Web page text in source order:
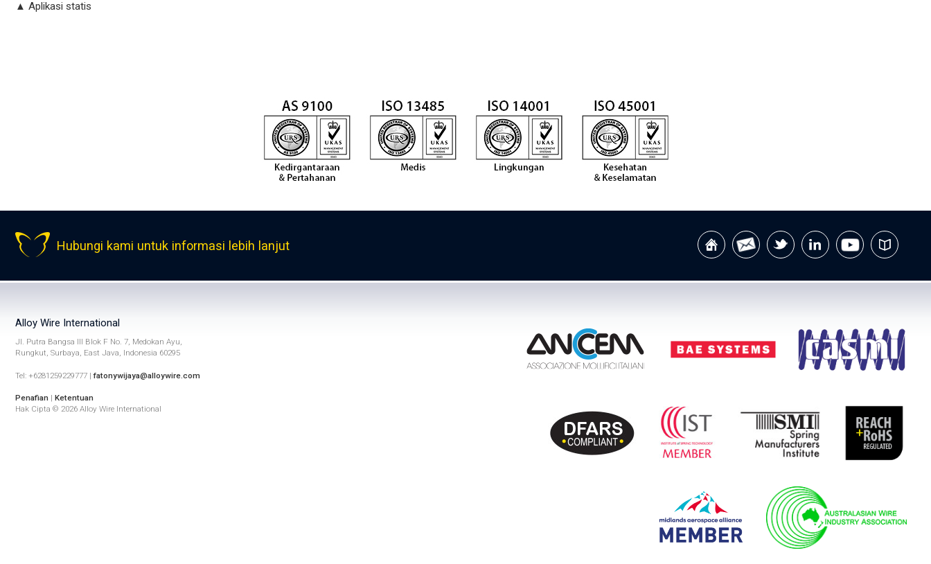
▲ Aplikasi statis
Hubungi kami untuk informasi lebih lanjut
Alloy Wire International
Jl. Putra Bangsa III Blok F No. 7, Medokan Ayu,
Rungkut, Surbaya, East Java, Indonesia 60295
Tel: +6281259229777 |fatonywijaya@alloywire.com
Penafian | Ketentuan
Hak Cipta © 2026 Alloy Wire International